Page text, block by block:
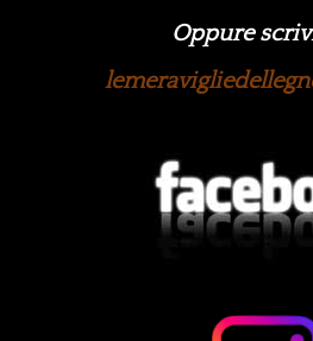
Oppure